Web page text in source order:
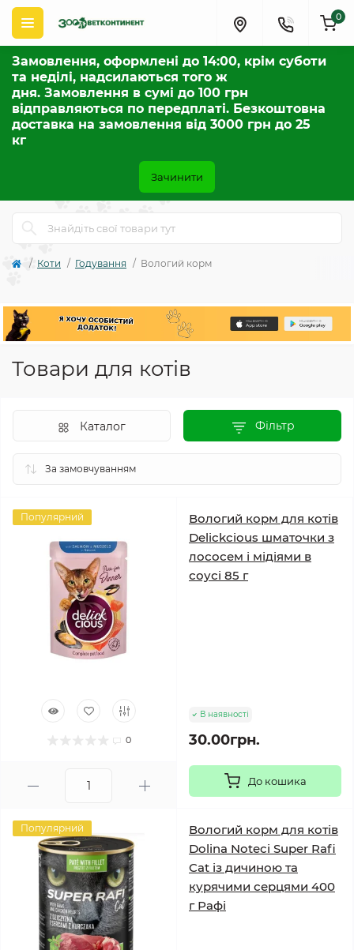
Замовлення, оформлені до 14:00, крім суботи
та неділі, надсилаються того ж
дня. Замовлення в сумі до 100 грн
відправляються по передплаті. Безкоштовна
доставка на замовлення від 3000 грн до 25
кг
Зачинити
0
Коти Годування Вологий корм
Товари для котів
Фільтр
Каталог
Популярний
0
Вологий корм для котів
Delickcious шматочки з
лососем і мідіями в
соусі 85 г
В наявності
30.00грн.
До кошика
Популярний
Вологий корм для котів
Dolina Noteci Super Rafi
Cat із дичиною та
курячими серцями 400
г Рафі